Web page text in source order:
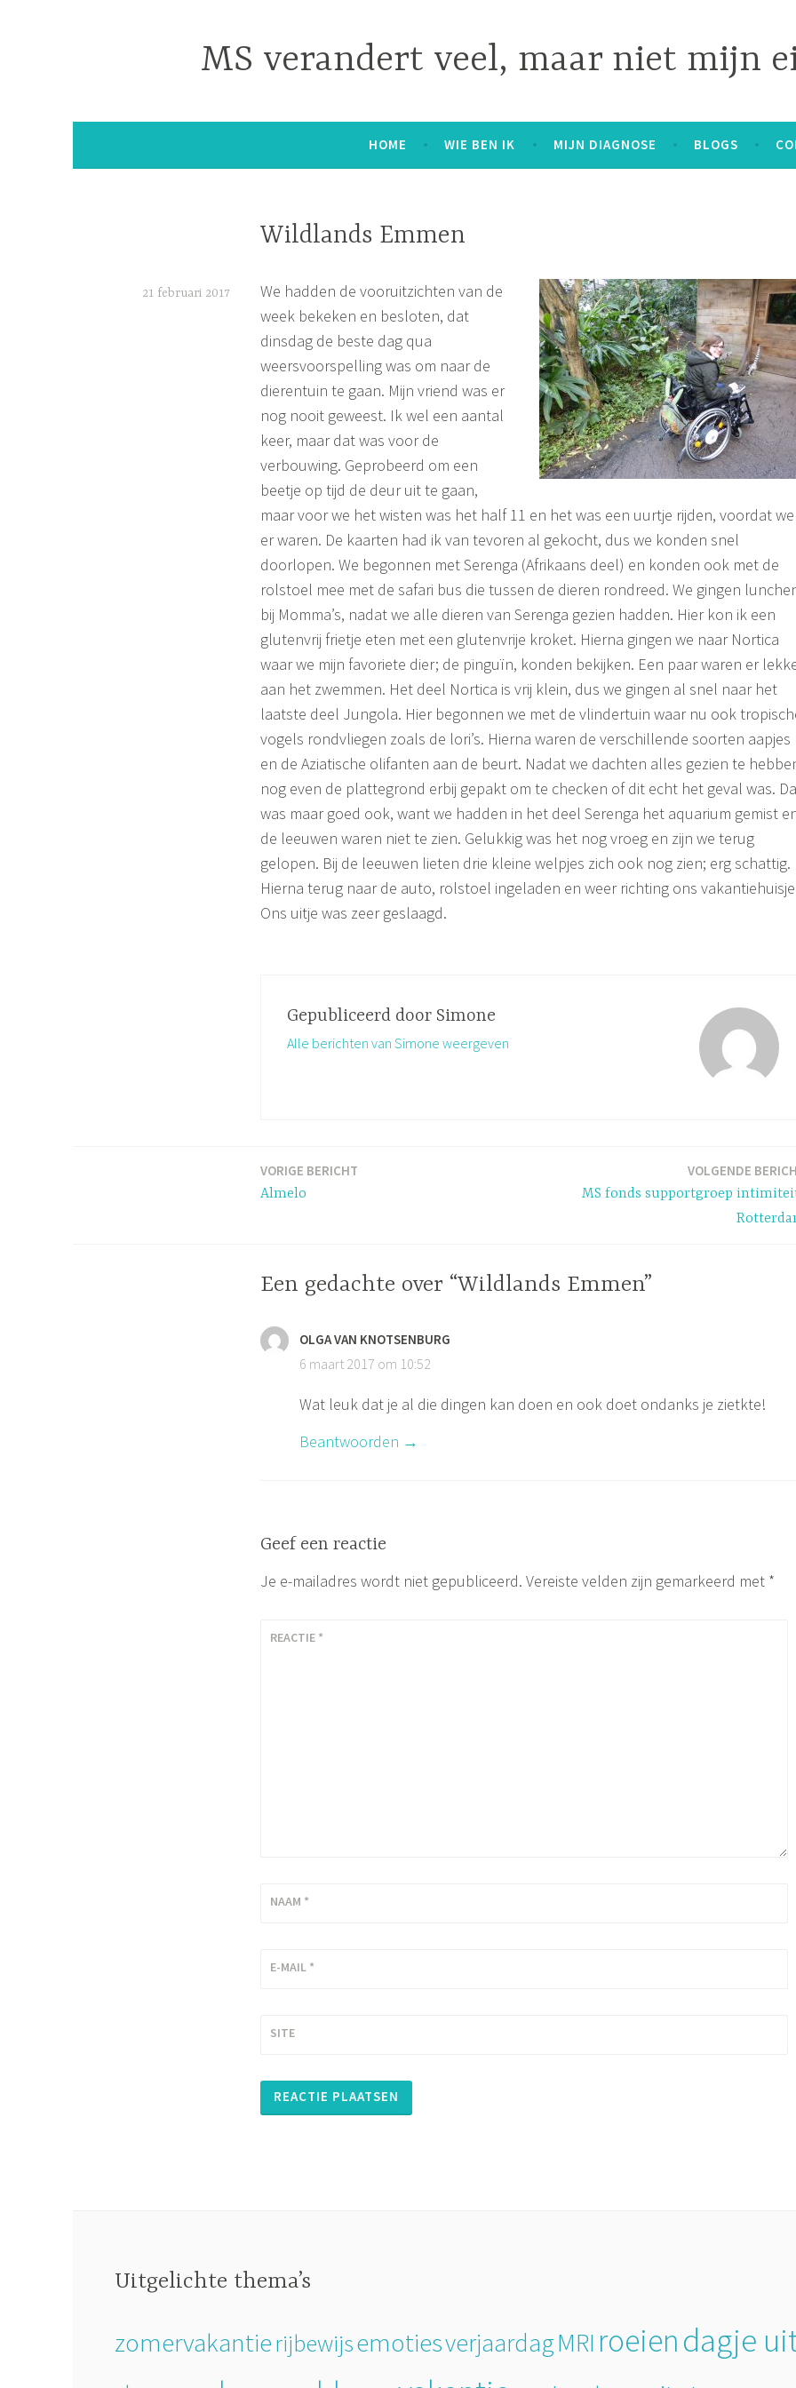
MS verandert veel, maar niet mijn
HOME WIE BEN IK MIJN DIAGNOSE BLOGS
Wildlands Emmen
21 februari 2017
We hadden de vooruitzichten van de
week bekeken en besloten, dat
dinsdag de beste dag qua
weersvoorspelling was om naar de
dierentuin te gaan. Mijn vriend was er
nog nooit geweest. Ik wel een aantal
keer, maar dat was voor de
verbouwing. Geprobeerd om een
beetje op tijd de deur uit te gaan,
maar voor we het wisten was het half 11 en het was een uurtje rijden, voordat we
er waren. De kaarten had ik van tevoren al gekocht, dus we konden snel
doorlopen. We begonnen met Serenga (Afrikaans deel) en konden ook met de
rolstoel mee met de safari bus die tussen de dieren rondreed. We gingen
bij Momma’s, nadat we alle dieren van Serenga gezien hadden. Hier kon ik een
glutenvrij frietje eten met een glutenvrije kroket. Hierna gingen we naar Nortica
waar we mijn favoriete dier; de pinguïn, konden bekijken. Een paar waren er
aan het zwemmen. Het deel Nortica is vrij klein, dus we gingen al snel naar het
laatste deel Jungola. Hier begonnen we met de vlindertuin waar nu ook
vogels rondvliegen zoals de lori’s. Hierna waren de verschillende soorten aapjes
en de Aziatische olifanten aan de beurt. Nadat we dachten alles gezien te
nog even de plattegrond erbij gepakt om te checken of dit echt het geval was.
was maar goed ook, want we hadden in het deel Serenga het aquarium gemist
de leeuwen waren niet te zien. Gelukkig was het nog vroeg en zijn we terug
gelopen. Bij de leeuwen lieten drie kleine welpjes zich ook nog zien; erg schattig.
Hierna terug naar de auto, rolstoel ingeladen en weer richting ons
Ons uitje was zeer geslaagd.
Gepubliceerd door Simone
Alle berichten van Simone weergeven
VORIGE BERICHT
Almelo
VOLGENDE
MS fonds supportgroep
Een gedachte over “Wildlands Emmen”
OLGA VAN KNOTSENBURG
6 maart 2017 om 10:52
Wat leuk dat je al die dingen kan doen en ook doet ondanks je zietkte!
Beantwoorden
Geef een reactie
Je e-mailadres wordt niet gepubliceerd. Vereiste velden zijn gemarkeerd met *
REACTIE *
NAAM *
E-MAIL *
SITE
Uitgelichte thema’s
zomervakantierijbewijsemotiesverjaardagMRI roeiendagje